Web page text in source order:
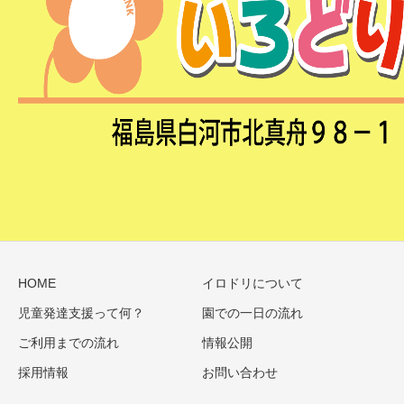
HOME イロドリについて
児童発達支援って何？ 園での一日の流れ
ご利用までの流れ 情報公開
採用情報 お問い合わせ